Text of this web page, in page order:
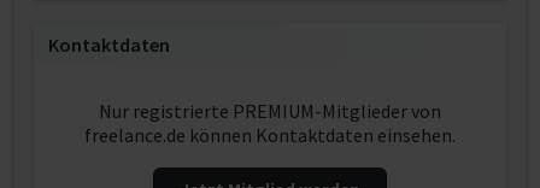
Kontaktdaten
Nur registrierte PREMIUM-Mitglieder von
freelance.de können Kontaktdaten einsehen.